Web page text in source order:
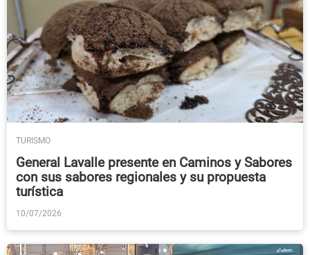
TURISMO
General Lavalle presente en Caminos y Sabores
con sus sabores regionales y su propuesta
turística
10/07/2026